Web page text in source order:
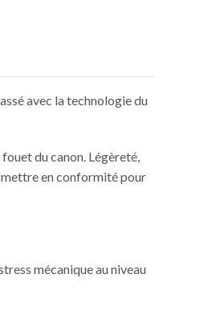
avec la technologie du
du canon. Légèreté,
en conformité pour
mécanique au niveau